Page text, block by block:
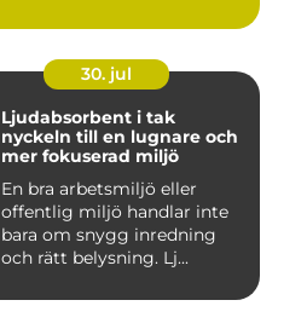
30. jul
Ljudabsorbent i tak
nyckeln till en lugnare och
mer fokuserad miljö
En bra arbetsmiljö eller
offentlig miljö handlar inte
bara om snygg inredning
och rätt belysning. Lj...